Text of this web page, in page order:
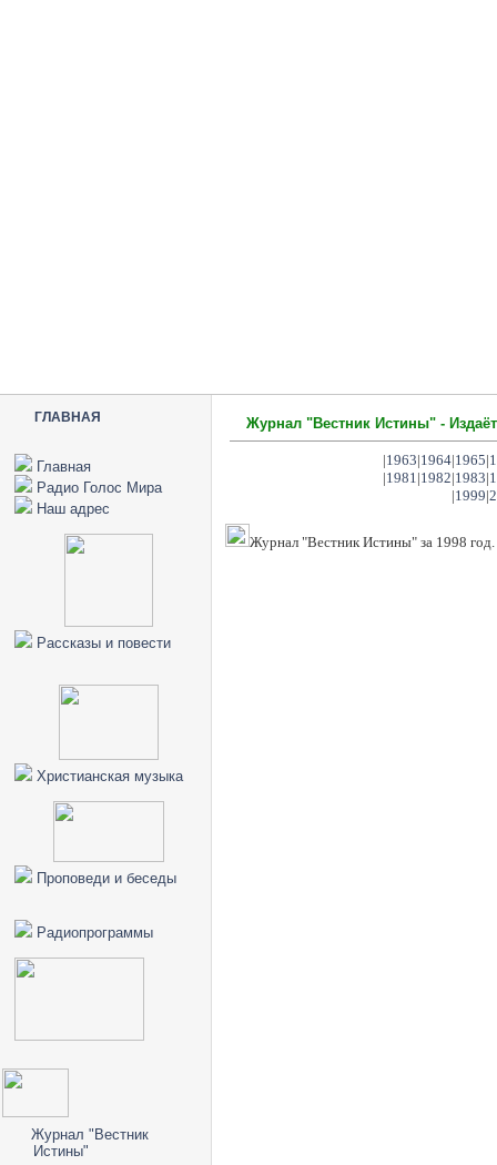
ГЛАВНАЯ
Главная
Радио Голос Мира
Наш адрес
Рассказы и повести
Христианская музыка
Проповеди и беседы
Радиопрограммы
Журнал "Вестник
Истины"
Журнал "Вестник Истины" -
|1963|1964|1965|
|1981|1982|1983|
|1999|
Журнал "Вестник Истины" за 1998